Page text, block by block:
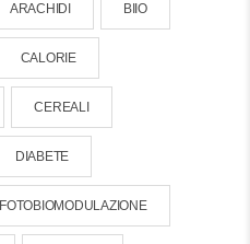
ARACHIDI BIIO
CALORIE
CEREALI
DIABETE
FOTOBIOMODULAZIONE